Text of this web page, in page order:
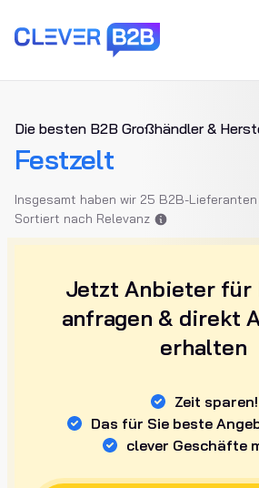
Die besten B2B Großhändler &
Festzelt
Insgesamt haben wir 25 B2B-
Sortiert nach Relevanz
Jetzt Anbieter für
anfragen & direkt
erhalten
Zeit sparen!
Das für Sie beste
clever Geschäfte